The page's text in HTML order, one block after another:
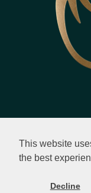
This website
the best
Decline
© 2023